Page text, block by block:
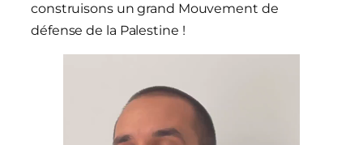
construisons un grand Mouvement de
défense de la Palestine !